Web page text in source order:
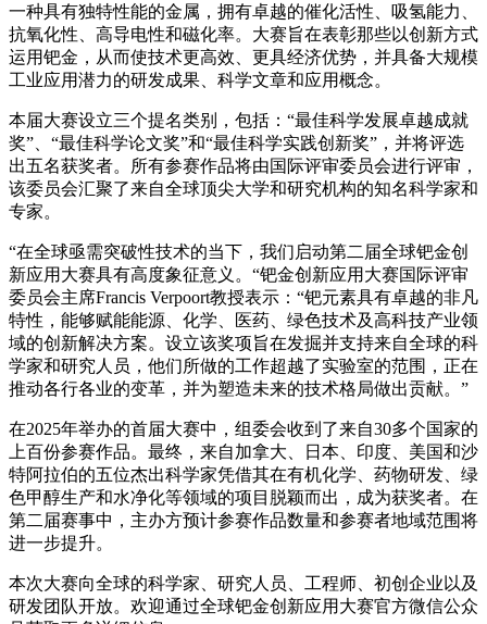
一种具有独特性能的金属，拥有卓越的催化活性、吸氢能力、
抗氧化性、高导电性和磁化率。大赛旨在表彰那些以创新方式
运用钯金，从而使技术更高效、更具经济优势，并具备大规模
工业应用潜力的研发成果、科学文章和应用概念。
本届大赛设立三个提名类别，包括：“最佳科学发展卓越成就
奖”、“最佳科学论文奖”和“最佳科学实践创新奖”，并将评选
出五名获奖者。所有参赛作品将由国际评审委员会进行评审，
该委员会汇聚了来自全球顶尖大学和研究机构的知名科学家和
专家。
“在全球亟需突破性技术的当下，我们启动第二届全球钯金创
新应用大赛具有高度象征意义。“钯金创新应用大赛国际评审
委员会主席Francis Verpoort教授表示：“钯元素具有卓越的非凡
特性，能够赋能能源、化学、医药、绿色技术及高科技产业领
域的创新解决方案。设立该奖项旨在发掘并支持来自全球的科
学家和研究人员，他们所做的工作超越了实验室的范围，正在
推动各行各业的变革，并为塑造未来的技术格局做出贡献。”
在2025年举办的首届大赛中，组委会收到了来自30多个国家的
上百份参赛作品。最终，来自加拿大、日本、印度、美国和沙
特阿拉伯的五位杰出科学家凭借其在有机化学、药物研发、绿
色甲醇生产和水净化等领域的项目脱颖而出，成为获奖者。在
第二届赛事中，主办方预计参赛作品数量和参赛者地域范围将
进一步提升。
本次大赛向全球的科学家、研究人员、工程师、初创企业以及
研发团队开放。欢迎通过全球钯金创新应用大赛官方微信公众